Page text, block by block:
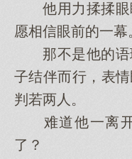
他用力揉揉眼
愿相信眼前的一幕
那不是他的语
子结伴而行，表
判若两人。
难道他一离开
了？